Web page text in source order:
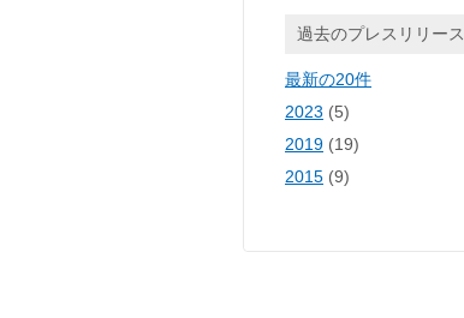
過去のプレスリリース
最新の20件
2023 (5)
2019 (19)
2015 (9)